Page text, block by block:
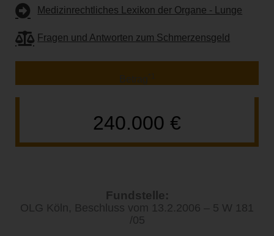
Medizinrechtliches Lexikon der Organe - Lunge
Fragen und Antworten zum Schmerzensgeld
Betrag *1
240.000 €
Fundstelle:
OLG Köln, Beschluss vom 13.2.2006 – 5 W 181
/05